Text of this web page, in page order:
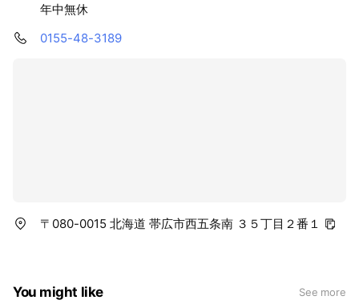
年中無休
0155-48-3189
〒080-0015 北海道 帯広市西五条南 ３５丁目２番１
You might like See more